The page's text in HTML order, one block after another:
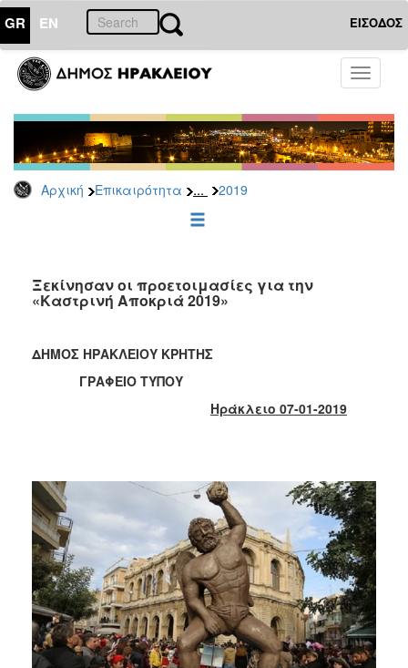
GR EN ΕΙΣΟΔΟΣ
Toggle
Αρχική Επικαιρότητα ... 2019
ΕΠΙΚΑΙΡΟΤΗΤΑ
Τύπου
Αρχείο
2026
2025
2022
2021
2019
2018
2012
2011
2010
2006
Ξεκίνησαν οι προετοιμασίες για την
«Καστρινή Αποκριά 2019»
ΔΗΜΟΣ ΗΡΑΚΛΕΙΟΥ ΚΡΗΤΗΣ
ΓΡΑΦΕΙΟ ΤΥΠΟΥ
Ηράκλειο 07-01-2019